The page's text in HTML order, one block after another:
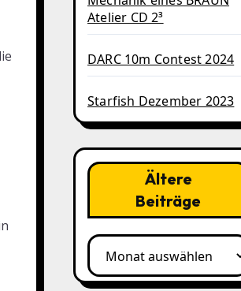
Atelier CD 2³
DARC 10m Contest 2024
Starfish Dezember 2023
Ältere
Beiträge
Ältere
Beiträge